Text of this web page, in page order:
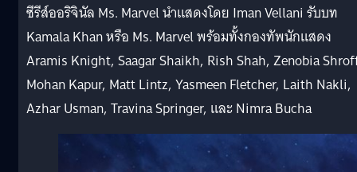
ซีรีส์ออริจินัล Ms. Marvel นำแสดงโดย Iman Vellani รับบท
Kamala Khan หรือ Ms. Marvel พร้อมทั้งกองทัพนักแสดง
Aramis Knight, Saagar Shaikh, Rish Shah, Zenobia
Mohan Kapur, Matt Lintz, Yasmeen Fletcher, Laith Nakli,
Azhar Usman, Travina Springer, และ Nimra Bucha